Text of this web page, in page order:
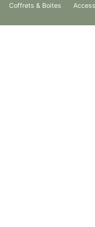
Coffrets & Boites